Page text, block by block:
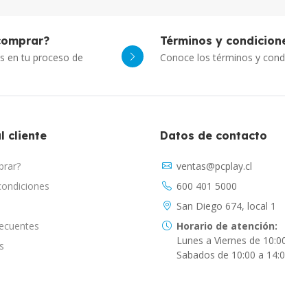
en tu proceso de
Términos y
Conoce los términos y
cliente Datos de contacto
ventas@pcplay.cl
600 401 5000
San Diego 674, local 1
Horario de atención:
Lunes a Viernes de
Sabados de 10:00 a